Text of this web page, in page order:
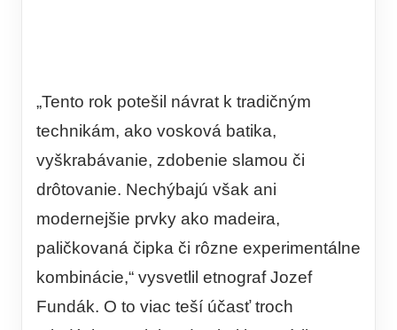
„Tento rok potešil návrat k tradičným
technikám, ako vosková batika,
vyškrabávanie, zdobenie slamou či
drôtovanie. Nechýbajú však ani
modernejšie prvky ako madeira,
paličkovaná čipka či rôzne experimentálne
kombinácie,“ vysvetlil etnograf Jozef
Fundák. O to viac teší účasť troch